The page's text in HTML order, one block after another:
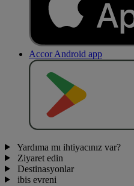
Accor Android app
Yardıma mı ihtiyacınız var?
Ziyaret edin
Destinasyonlar
ibis evreni